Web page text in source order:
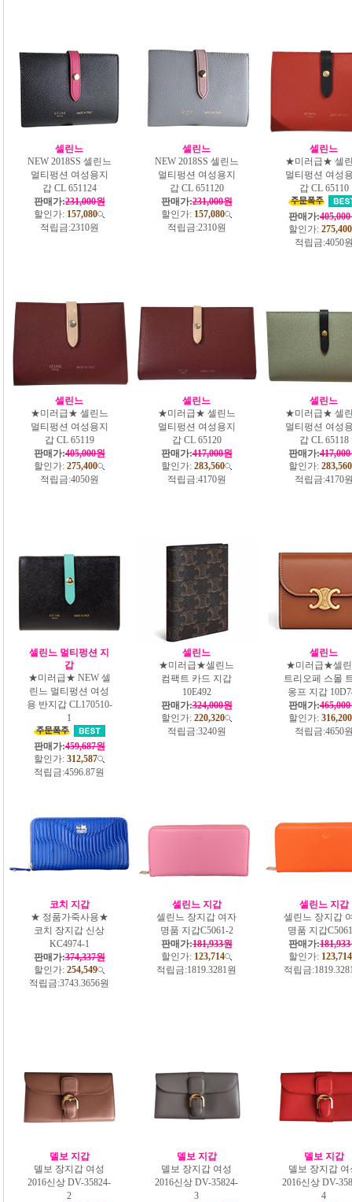
셀린느
NEW 2018SS 셀린느
멀티펑션 여성용지
갑 CL 651124
판매가:231,000원
할인가: 157,080
적립금:2310원
셀린느
NEW 2018SS 셀린느
멀티펑션 여성용지
갑 CL 651120
판매가:231,000원
할인가: 157,080
적립금:2310원
셀린느
★미러급★ 셀
멀티펑션 여성
갑 CL 65110
판매가:
할인가: 275,400
적립금:4050
셀린느
★미러급★ 셀린느
멀티펑션 여성용지
갑 CL 65119
판매가:405,000원
할인가: 275,400
적립금:4050원
셀린느
★미러급★ 셀린느
멀티펑션 여성용지
갑 CL 65120
판매가:417,000원
할인가: 283,560
적립금:4170원
셀린느
★미러급★ 셀
멀티펑션 여성
갑 CL 65118
판매가:
할인가: 283,560
적립금:4170
셀린느 멀티펑션 지
갑
★미러급★ NEW 셀
린느 멀티펑션 여성
용 반지갑 CL170510-
1
판매가:459,687원
할인가: 312,587
적립금:4596.87원
셀린느
★미러급★셀린느
컴팩트 카드 지갑
10E492
판매가:324,000원
할인가: 220,320
적립금:3240원
셀린느
★미러급★셀
트리오페 스몰
옹프 지갑
판매가:
할인가: 316,200
적립금:4650
코치 지갑
★ 정품가죽사용★
코치 장지갑 신상
KC4974-1
판매가:374,337원
할인가: 254,549
적립금:3743.3656원
셀린느 지갑
셀린느 장지갑 여자
명품 지갑C5061-2
판매가:181,933원
할인가: 123,714
적립금:1819.3281원
셀린느 지갑
셀린느 장지갑
명품 지갑
판매가:
할인가: 123,714
적립금:
델보 지갑
델보 장지갑 여성
2016신상 DV-35824-
2
델보 지갑
델보 장지갑 여성
2016신상 DV-35824-
3
델보 지갑
델보 장지갑 여
2016신상 DV-
4